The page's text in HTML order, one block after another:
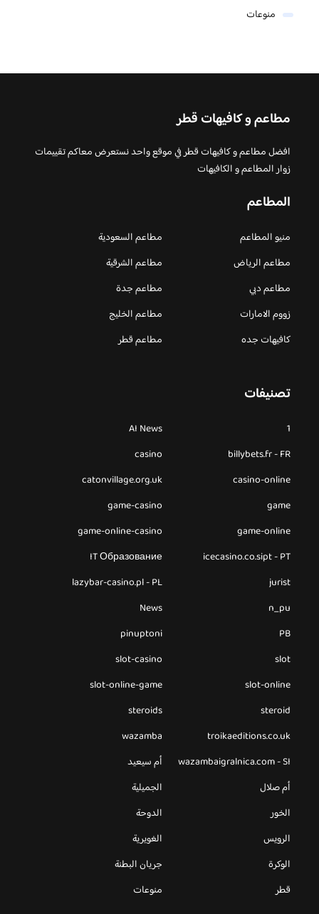
منوعات
مطاعم و كافيهات قطر
افضل مطاعم و كافيهات قطر في موقع واحد نستعرض معاكم تقييمات
زوار المطاعم و الكافيهات
المطاعم
منيو المطاعم
مطاعم السعودية
مطاعم الرياض
مطاعم الشرقية
مطاعم دبي
مطاعم جدة
زووم الامارات
مطاعم الخليج
كافيهات جده
مطاعم قطر
تصنيفات
1
AI News
billybets.fr - FR
casino
casino-online
catonvillage.org.uk
game
game-casino
game-online
game-online-casino
icecasino.co.sipt - PT
IT Образование
jurist
lazybar-casino.pl - PL
n_pu
News
PB
pinuptoni
slot
slot-casino
slot-online
slot-online-game
steroid
steroids
troikaeditions.co.uk
wazamba
wazambaigralnica.com - SI
أم سيعيد
أم صلال
الجميلية
الخور
الدوحة
الرويس
الغويرية
الوكرة
جريان البطنة
قطر
منوعات